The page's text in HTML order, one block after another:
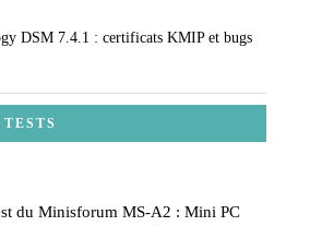
DSM 7.4.1 : certificats KMIP et bugs
du Minisforum MS-A2 : Mini PC